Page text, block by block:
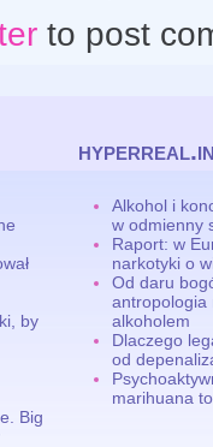
to post
by
Big
Alkohol i
w odmienny
Raport: w
narkotyki o
Od daru
antropologia
alkoholem
Dlaczego
od
marihuana